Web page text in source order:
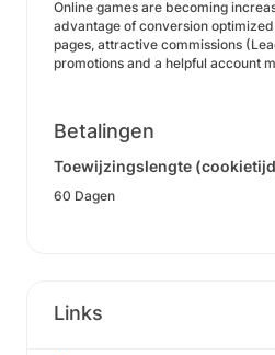
Online games are becoming
advantage of conversion
pages, attractive commissions
promotions and a helpful account
Betalingen
Toewijzingslengte
60 Dagen
Links